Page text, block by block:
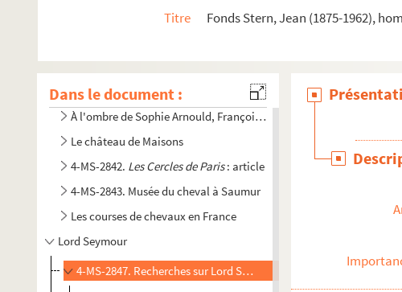
Titre
Fonds Stern, Jean (1875-1962),
Dans le document :
Le mari de mademoiselle Lange et Michel-Jean Simons
Le Comte de Lauraguais
À l'ombre de Sophie Arnould, François-Joseph Belanger
Le château de Maisons
4-MS-2842. Les Cercles de Paris: article
4-MS-2843. Musée du cheval à Saumur
Les courses de chevaux en France
Lord Seymour
4-MS-2847. Recherches sur Lord Seymour : tome 1